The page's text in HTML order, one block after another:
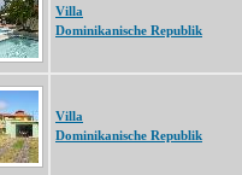
Villa
Dominikanische Republik
Villa
Dominikanische Republik